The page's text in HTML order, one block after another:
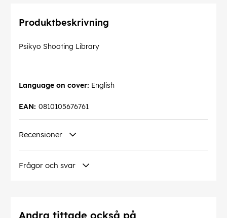
Produktbeskrivning
Psikyo Shooting Library
Language on cover: English
0810105676761
EAN:
Recensioner
Frågor och svar
Andra tittade också på